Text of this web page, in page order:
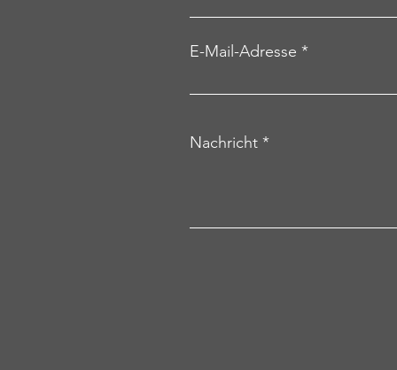
E-Mail-Adresse
Nachricht